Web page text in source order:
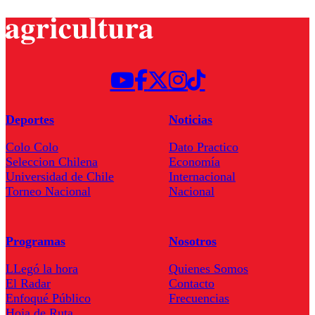
Deportes
Colo Colo
Seleccion Chilena
Universidad de Chile
Torneo Nacional
Noticias
Dato Practico
Economía
Internacional
Nacional
Programas
LLegó la hora
El Radar
Enfoqué Público
Nosotros
Quienes Somos
Contacto
Frecuencias